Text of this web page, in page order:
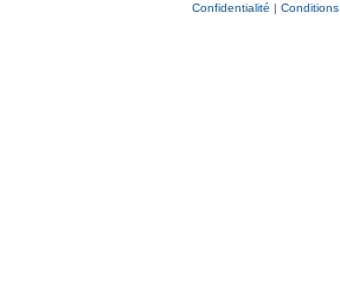
Confidentialité | Conditions